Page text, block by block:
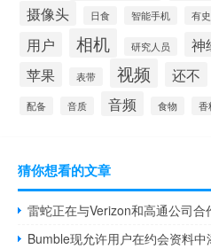
摄像头 日食 智能手机 有
用户
相机 研究人员 神
苹果 表带 视频 还不
配备 音质 音频 食物 香
猜你想看的文章
雷蛇正在与Verizon和高通公司
Bumble现允许用户在约会资料